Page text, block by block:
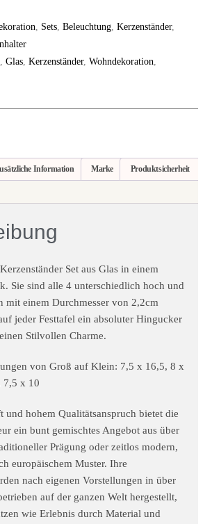
Sets Beleuchtung Kerzenständer,
Glas Kerzenständer, Wohndekoration
Information Marke Produktsicherheit
Set aus Glas in einem
Sie sind alle 4 unterschiedlich hoch und
mit einem Durchmesser von 2,2cm
jeder Festtafel ein absoluter Hingucker
Stilvollen Charme.
von Groß auf Klein: 7,5 x 16,5, 8 x
7,5 x 10
und hohem Qualitätsanspruch bietet die
ein bunt gemischtes Angebot aus über
Prägung oder zeitlos modern,
europäischem Muster. Ihre
nach eigenen Vorstellungen in über
auf der ganzen Welt hergestellt,
wie Erlebnis durch Material und